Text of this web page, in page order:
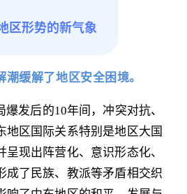
区形势的新气象
潮缓解了地区安全困境。
爆发后的10年间，冲突对抗、
地区国际关系特别是地区大国
现出阵营化、意识形态化、
成了民族、教派等矛盾相交织